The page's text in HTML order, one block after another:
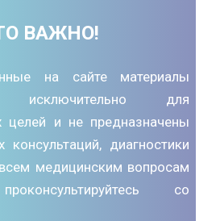
ВАЖНО!
на сайте материалы
исключительно для
целей и не предназначены
диагностики
медицинским вопросам
со